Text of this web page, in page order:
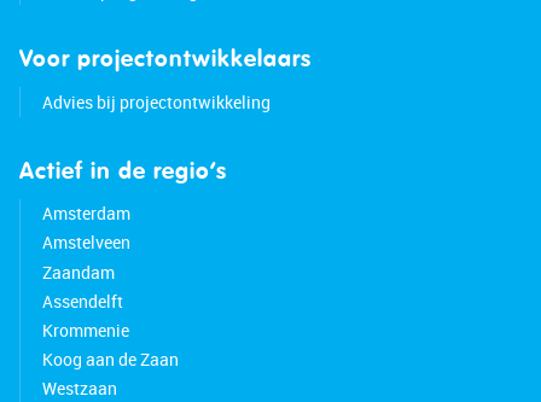
Voor projectontwikkelaars
Advies bij projectontwikkeling
Actief in de regio’s
Amsterdam
Amstelveen
Zaandam
Assendelft
Krommenie
Koog aan de Zaan
Westzaan